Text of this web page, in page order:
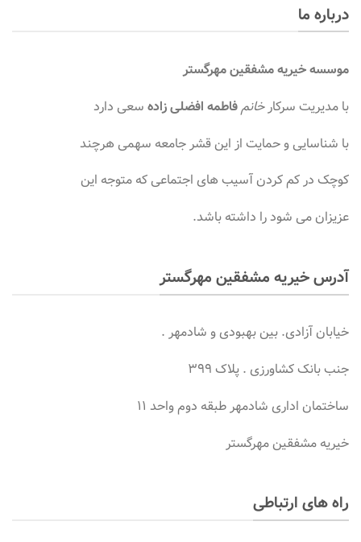
درباره ما
موسسهخیریه مشفقین مهرگستر
با مدیریت سرکارخانمفاطمه افضلی زاده سعی دارد
با شناسایی و حمایت از این قشر جامعه سهمی هرچند
کوچک در کم کردن آسیب های اجتماعی که متوجه این
عزیزان می شود را داشته باشد.
آدرس خیریه مشفقین مهرگستر
خیابان آزادی. بین بهبودی و شادمهر .
جنب بانک کشاورزی . پلاک ۳۹۹
ساختمان اداری شادمهر طبقه دوم واحد ۱۱
خیریه مشفقین مهرگستر
راه های ارتباطی